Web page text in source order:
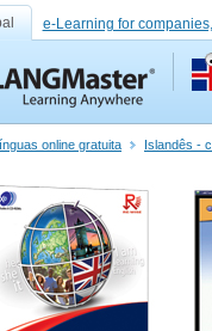
e-Learning for
online gratuita Islandês -